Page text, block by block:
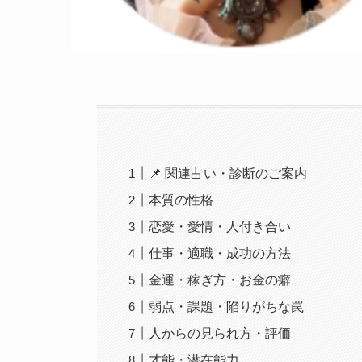
📌 関連占い・診断のご案内
本質の性格
恋愛・愛情・人付き合い
仕事・適職・成功の方法
金運・稼ぎ方・お金の癖
弱点・課題・陥りがちな罠
人からの見られ方・評価